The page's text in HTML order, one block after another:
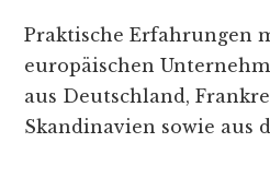
Praktische Erfahrungen
europäischen
aus Deutschland,
Skandinavien sowie aus